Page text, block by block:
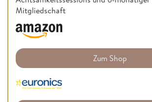
Mitgliedschaft
Zum Shop